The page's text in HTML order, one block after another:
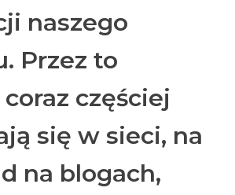
naszego
Przez to
częściej
się w sieci, na
na blogach,